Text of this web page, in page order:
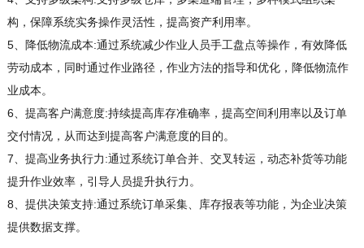
构，保障系统实务操作灵活性，提高资产利用率。
5、降低物流成本:通过系统减少作业人员手工盘点等操作，有效降低
劳动成本，同时通过作业路径，作业方法的指导和优化，降低物流作
业成本。
6、提高客户满意度:持续提高库存准确率，提高空间利用率以及订单
交付情况，从而达到提高客户满意度的目的。
7、提高业务执行力:通过系统订单合并、交叉转运，动态补货等功能
提升作业效率，引导人员提升执行力。
8、提供决策支持:通过系统订单采集、库存报表等功能，为企业决策
提供数据支撑。